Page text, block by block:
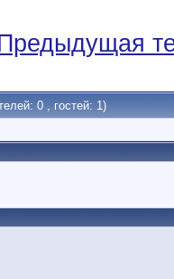
0 , гостей: 1)